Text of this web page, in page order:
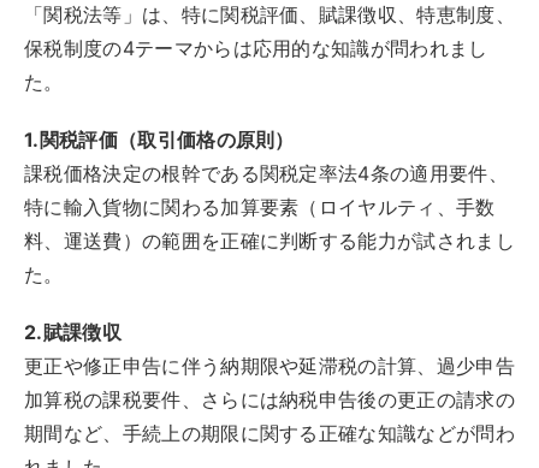
「関税法等」は、特に関税評価、賦課徴収、特恵制度、
保税制度の4テーマからは応用的な知識が問われまし
た。
1.関税評価（取引価格の原則）
課税価格決定の根幹である関税定率法4条の適用要件、
特に輸入貨物に関わる加算要素（ロイヤルティ、手数
料、運送費）の範囲を正確に判断する能力が試されまし
た。
2.賦課徴収
更正や修正申告に伴う納期限や延滞税の計算、過少申告
加算税の課税要件、さらには納税申告後の更正の請求の
期間など、手続上の期限に関する正確な知識などが問わ